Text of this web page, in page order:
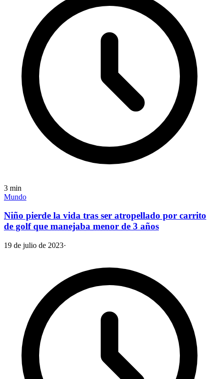
3 min
Mundo
Niño pierde la vida tras ser atropellado por carrito
de golf que manejaba menor de 3 años
19 de julio de 2023·